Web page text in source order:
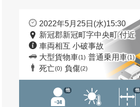
2022年5月25日(水)15:30
新冠郡新冠町字中央町 付近
車両相互 小破事故
大型貨物車(1) 普通乗用車(1)
死亡(0) 負傷(2)
他 他